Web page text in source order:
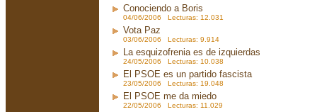
Conociendo a Boris
04/06/2006 Lecturas: 12.031
Vota Paz
03/06/2006 Lecturas: 9.914
La esquizofrenia es de izquierdas
24/05/2006 Lecturas: 10.038
El PSOE es un partido fascista
23/05/2006 Lecturas: 19.048
El PSOE me da miedo
22/05/2006 Lecturas: 11.029